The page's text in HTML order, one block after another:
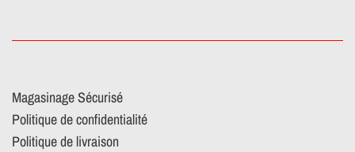
Magasinage Sécurisé
Politique de confidentialité
Politique de livraison